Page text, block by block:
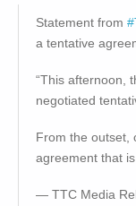
Statement from
a tentative
“This afternoon,
negotiated
From the outset,
agreement that
— TTC Media